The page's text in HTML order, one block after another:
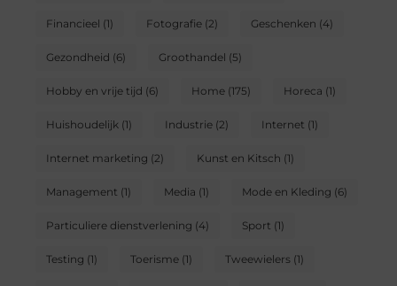
Financieel (1) Fotografie(2) Geschenken (4)
Gezondheid (6) Groothandel (5)
Hobby en vrije tijd (6) Home(175) Horeca (1)
Huishoudelijk(1) Industrie(2) Internet (1)
Internet marketing (2) Kunst en Kitsch (1)
Management (1) Media (1) Mode en Kleding (6)
Particuliere dienstverlening (4) Sport (1)
Testing (1) Toerisme(1) Tweewielers(1)